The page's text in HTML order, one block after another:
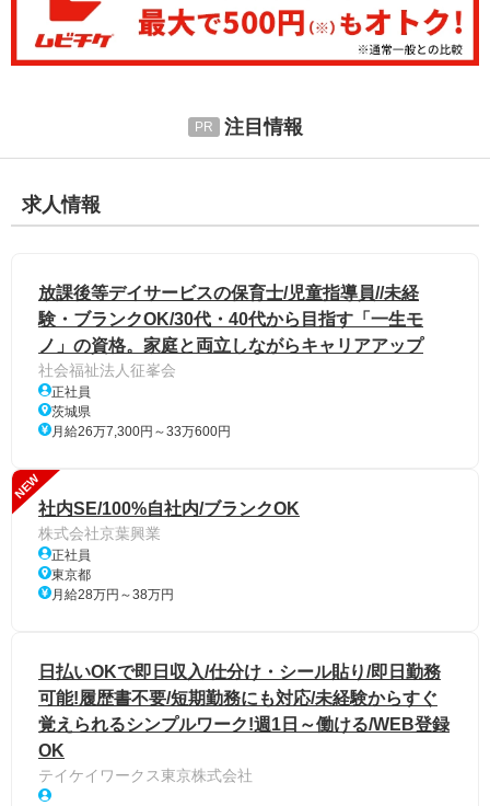
注目情報
求人情報
放課後等デイサービスの保育士/児童指導員//未経
験・ブランクOK/30代・40代から目指す「一生モ
ノ」の資格。家庭と両立しながらキャリアアップ
社会福祉法人征峯会
正社員
茨城県
月給26万7,300円～33万600円
NEW
社内SE/100%自社内/ブランクOK
株式会社京葉興業
正社員
東京都
月給28万円～38万円
日払いOKで即日収入/仕分け・シール貼り/即日勤務
可能!履歴書不要/短期勤務にも対応/未経験からすぐ
覚えられるシンプルワーク!週1日～働ける/WEB登録
OK
テイケイワークス東京株式会社